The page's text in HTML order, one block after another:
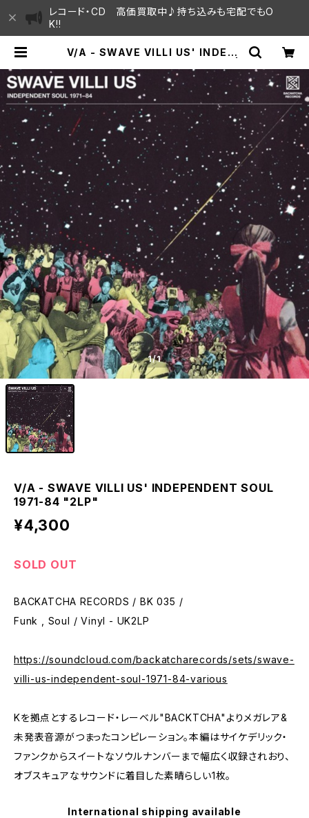
レコード・CD 高価買取中♪持ち込みも宅配でもO
K!!
V/A - SWAVE VILLI US' INDEPE
SAYAMA HOUSE / ハレまち通りか
らすぐ♫見晴らしの良いレコード屋
1/1
V/A - SWAVE VILLI US' INDEPENDENT SOUL
1971-84 "2LP"
¥4,300
SOLD OUT
BACKATCHA RECORDS / BK 035 /
Funk , Soul / Vinyl - UK2LP
https://soundcloud.com/backatcharecords/sets/swave-
villi-us-independent-soul-1971-84-various
Kを拠点とするレコード・レーベル"BACKTCHA"よりメガレア&
未発表音源がつまったコンピレーション。本編はサイケデリック・
ファンクからスイートなソウルナンバーまで幅広く収録されおり、
オブスキュアなサウンドに着目した素晴らしい1枚。
International shipping available